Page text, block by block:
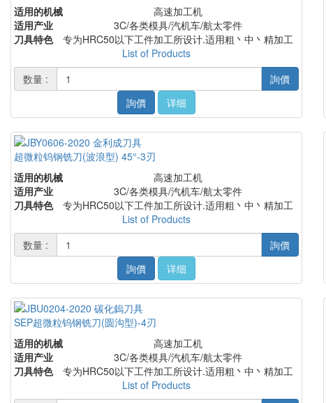
适用的机械
高速加工机
适用产业
3C/各类模具/汽机车/航太零件
刀具特色
专为HRC50以下工件加工所设计.适用粗丶中丶精加工
List of Products
数量 :
詢價
詢價
详细
超微粒钨钢铣刀(波浪型) 45°-3刃
适用的机械
高速加工机
适用产业
3C/各类模具/汽机车/航太零件
刀具特色
专为HRC50以下工件加工所设计.适用粗丶中丶精加工
List of Products
数量 :
詢價
詢價
详细
SEP超微粒钨钢铣刀(圆沟型)-4刃
适用的机械
高速加工机
适用产业
3C/各类模具/汽机车/航太零件
刀具特色
专为HRC50以下工件加工所设计.适用粗丶中丶精加工
List of Products